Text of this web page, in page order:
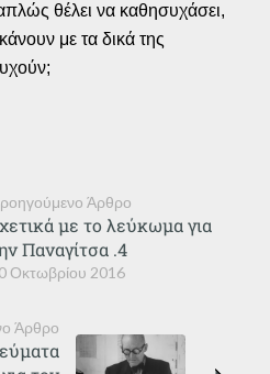
θέλει να καθησυχάσει,
με τα δικά της
Άρθρο
Οκτωβρίου 2016
με το λεύκωμα για
Παναγίτσα .4
Άρθρο